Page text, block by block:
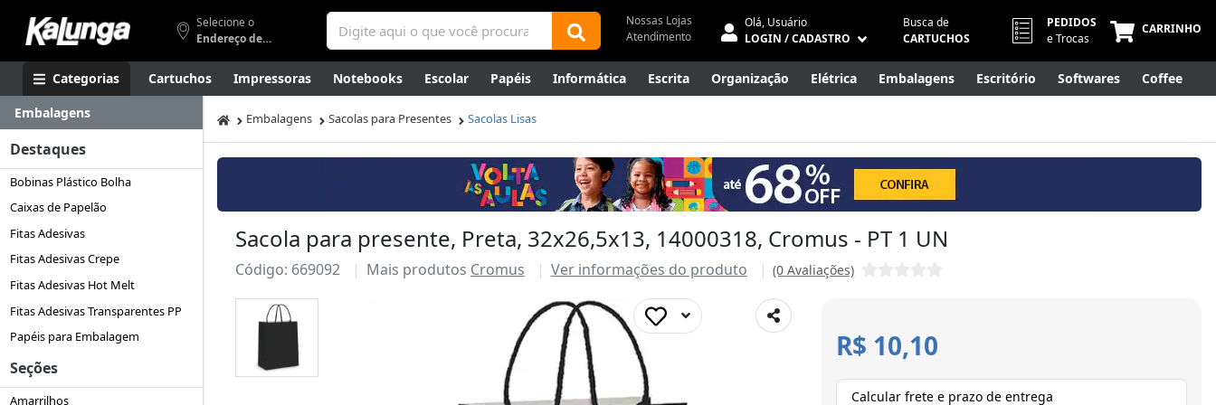
Selecione o
Endereço de entrega
Nossas Lojas
Atendimento
Olá, Usuário
LOGIN / CADASTRO
Busca de
CARTUCHOS
PEDIDOS
e Trocas
CARRINHO
Categorias Cartuchos Impressoras Notebooks Escolar Papéis Informática Escrita Organização Elétrica Embalagens Escritório Softwares Coffee
Apresentação Smartphones Artes Gamers Higiene Mídias Envelopes
Canetas Luxo
Outlet
Embalagens
Destaques
Bobinas Plástico Bolha
Caixas de Papelão
Fitas Adesivas
Fitas Adesivas Crepe
Fitas Adesivas Hot Melt
Fitas Adesivas Transparentes PP
Papéis para Embalagem
Seções
Amarrilhos
Embalagens Sacolas para Presentes Sacolas Lisas
Sacola para presente, Preta, 32x26,5x13, 14000318, Cromus - PT 1 UN
Código: 669092 Mais produtos Cromus Ver informações do produto (0 Avaliações)
R$ 10,10
Calcular frete e prazo de entrega